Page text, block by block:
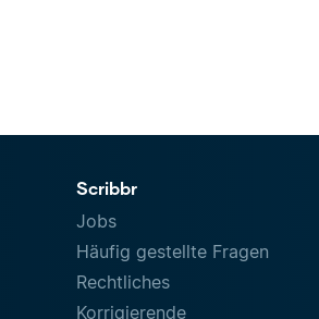
Scribbr
Jobs
Häufig gestellte Fragen
Rechtliches
Korrigierende